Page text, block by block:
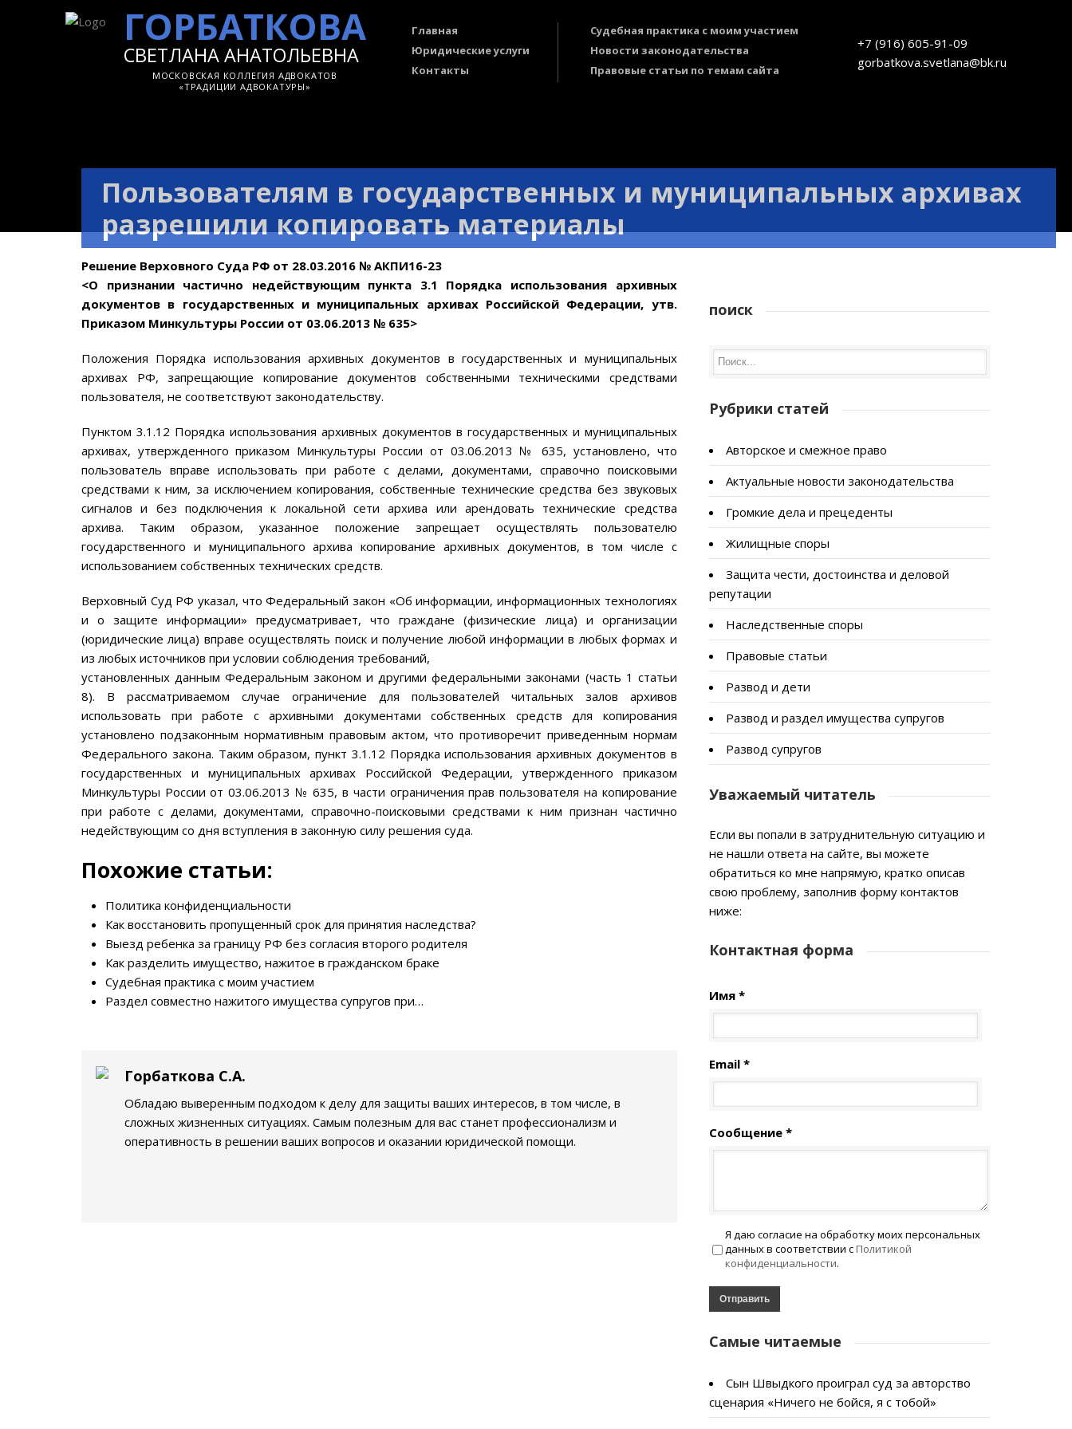
ГОРБАТКОВА
СВЕТЛАНА АНАТОЛЬЕВНА
МОСКОВСКАЯ КОЛЛЕГИЯ АДВОКАТОВ
«ТРАДИЦИИ АДВОКАТУРЫ»
Главная
Юридические услуги
Контакты
Судебная практика с моим участием
Новости законодательства
Правовые статьи по темам сайта
+7 (916) 605-91-09
gorbatkova.svetlana@bk.ru
Пользователям в государственных и муниципальных архивах
разрешили копировать материалы
Решение Верховного Суда РФ от 28.03.2016 № АКПИ16-23
<О признании частично недействующим пункта 3.1 Порядка использования архивных
документов в государственных и муниципальных архивах Российской Федерации, утв.
Приказом Минкультуры России от 03.06.2013 № 635>
Положения Порядка использования архивных документов в государственных и муниципальных
архивах РФ, запрещающие копирование документов собственными техническими средствами
пользователя, не соответствуют законодательству.
Пунктом 3.1.12 Порядка использования архивных документов в государственных и муниципальных
архивах, утвержденного приказом Минкультуры России от 03.06.2013 № 635, установлено, что
пользователь вправе использовать при работе с делами, документами, справочно поисковыми
средствами к ним, за исключением копирования, собственные технические средства без звуковых
сигналов и без подключения к локальной сети архива или арендовать технические средства
архива. Таким образом, указанное положение запрещает осуществлять пользователю
государственного и муниципального архива копирование архивных документов, в том числе с
использованием собственных технических средств.
Верховный Суд РФ указал, что Федеральный закон «Об информации, информационных технологиях
и о защите информации» предусматривает, что граждане (физические лица) и организации
(юридические лица) вправе осуществлять поиск и получение любой информации в любых формах и
из любых источников при условии соблюдения требований,
установленных данным Федеральным законом и другими федеральными законами (часть 1 статьи
8). В рассматриваемом случае ограничение для пользователей читальных залов архивов
использовать при работе с архивными документами собственных средств для копирования
установлено подзаконным нормативным правовым актом, что противоречит приведенным нормам
Федерального закона. Таким образом, пункт 3.1.12 Порядка использования архивных документов в
государственных и муниципальных архивах Российской Федерации, утвержденного приказом
Минкультуры России от 03.06.2013 № 635, в части ограничения прав пользователя на копирование
при работе с делами, документами, справочно-поисковыми средствами к ним признан частично
недействующим со дня вступления в законную силу решения суда.
Похожие статьи:
Политика конфиденциальности
Как восстановить пропущенный срок для принятия наследства?
Выезд ребенка за границу РФ без согласия второго родителя
Как разделить имущество, нажитое в гражданском браке
Судебная практика с моим участием
Раздел совместно нажитого имущества супругов при…
Горбаткова С.А.
Обладаю выверенным подходом к делу для защиты ваших интересов, в том числе, в
сложных жизненных ситуациях. Самым полезным для вас станет профессионализм и
оперативность в решении ваших вопросов и оказании юридической помощи.
поиск
Рубрики статей
Авторское и смежное право
Актуальные новости законодательства
Громкие дела и прецеденты
Жилищные споры
Защита чести, достоинства и деловой
репутации
Наследственные споры
Правовые статьи
Развод и дети
Развод и раздел имущества супругов
Развод супругов
Уважаемый читатель
Если вы попали в затруднительную ситуацию и
не нашли ответа на сайте, вы можете
обратиться ко мне напрямую, кратко описав
свою проблему, заполнив форму контактов
ниже:
Контактная форма
Имя *
Email *
Сообщение *
Я даю согласие на обработку моих персональных
данных в соответствии с Политикой
конфиденциальности.
Самые читаемые
Сын Швыдкого проиграл суд за авторство
сценария «Ничего не бойся, я с тобой»